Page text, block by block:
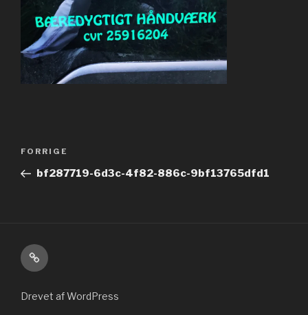
Forrige
indlæg
FORRIGE
bf287719-6d3c-4f82-886c-9bf13765dfd1
Kontakt
Drevet af WordPress